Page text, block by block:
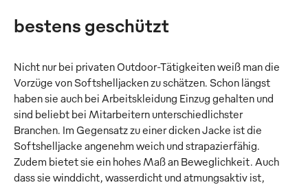
bestens geschützt
Nicht nur bei privaten Outdoor-Tätigkeiten weiß man die
Vorzüge von Softshelljacken zu schätzen. Schon längst
haben sie auch bei Arbeitskleidung Einzug gehalten und
sind beliebt bei Mitarbeitern unterschiedlichster
Branchen. Im Gegensatz zu einer dicken Jacke ist die
Softshelljacke angenehm weich und strapazierfähig.
Zudem bietet sie ein hohes Maß an Beweglichkeit. Auch
dass sie winddicht, wasserdicht und atmungsaktiv ist,